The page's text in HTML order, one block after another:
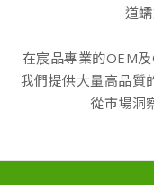
道
在宸品專業的OEM
我們提供大量高品質
從市場洞